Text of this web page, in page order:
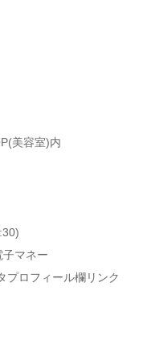
美容室)内
子マネー
プロフィール欄リンク